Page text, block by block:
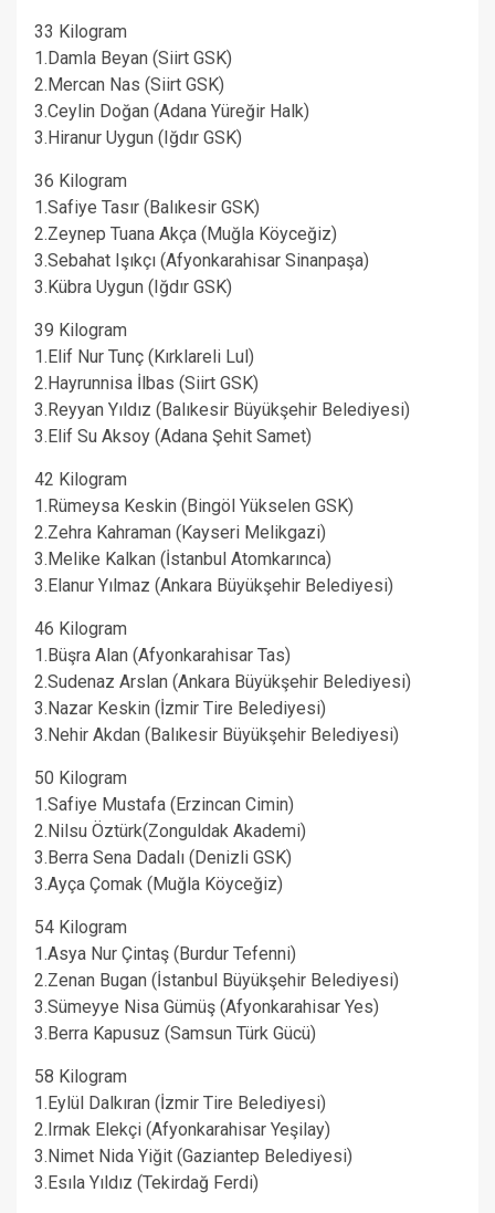
33 Kilogram
1.Damla Beyan (Siirt GSK)
2.Mercan Nas (Siirt GSK)
3.Ceylin Doğan (Adana Yüreğir Halk)
3.Hiranur Uygun (Iğdır GSK)
36 Kilogram
1.Safiye Tasır (Balıkesir GSK)
2.Zeynep Tuana Akça (Muğla Köyceğiz)
3.Sebahat Işıkçı (Afyonkarahisar Sinanpaşa)
3.Kübra Uygun (Iğdır GSK)
39 Kilogram
1.Elif Nur Tunç (Kırklareli Lul)
2.Hayrunnisa İlbas (Siirt GSK)
3.Reyyan Yıldız (Balıkesir Büyükşehir Belediyesi)
3.Elif Su Aksoy (Adana Şehit Samet)
42 Kilogram
1.Rümeysa Keskin (Bingöl Yükselen GSK)
2.Zehra Kahraman (Kayseri Melikgazi)
3.Melike Kalkan (İstanbul Atomkarınca)
3.Elanur Yılmaz (Ankara Büyükşehir Belediyesi)
46 Kilogram
1.Büşra Alan (Afyonkarahisar Tas)
2.Sudenaz Arslan (Ankara Büyükşehir Belediyesi)
3.Nazar Keskin (İzmir Tire Belediyesi)
3.Nehir Akdan (Balıkesir Büyükşehir Belediyesi)
50 Kilogram
1.Safiye Mustafa (Erzincan Cimin)
2.Nilsu Öztürk(Zonguldak Akademi)
3.Berra Sena Dadalı (Denizli GSK)
3.Ayça Çomak (Muğla Köyceğiz)
54 Kilogram
1.Asya Nur Çintaş (Burdur Tefenni)
2.Zenan Bugan (İstanbul Büyükşehir Belediyesi)
3.Sümeyye Nisa Gümüş (Afyonkarahisar Yes)
3.Berra Kapusuz (Samsun Türk Gücü)
58 Kilogram
1.Eylül Dalkıran (İzmir Tire Belediyesi)
2.Irmak Elekçi (Afyonkarahisar Yeşilay)
3.Nimet Nida Yiğit (Gaziantep Belediyesi)
3.Esıla Yıldız (Tekirdağ Ferdi)